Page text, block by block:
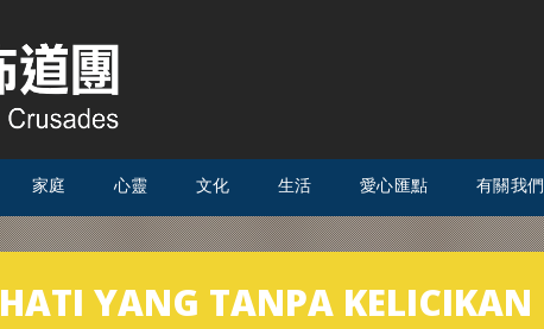
家庭 心靈 文化 生活 愛心匯點 有關我們
HATI YANG TANPA KELICIKAN